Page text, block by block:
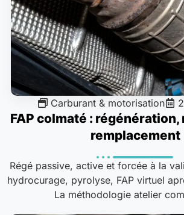
Carburant & motorisation
FAP colmaté :
remplacement
Régé passive, active et forcée à la
hydrocurage, pyrolyse, FAP virtuel
La méthodologie atelier